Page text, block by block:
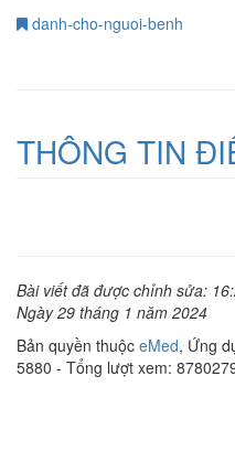
danh-cho-nguoi-benh
THÔNG TIN
Bài viết đã được chỉnh sửa:
Ngày 29 tháng 1 năm 2024
Bản quyền thuộc eMed, Ứng
5880 - Tổng lượt xem: